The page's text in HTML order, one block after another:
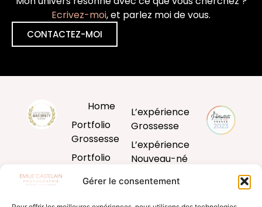
Gérer le consentement
Ecrivez-moi, et parlez moi de vous.
CONTACTEZ-MOI
Home
Portfolio
Grossesse
Portfolio
L’expérience
Grossesse
L’expérience
Nouveau-né
L’expérience